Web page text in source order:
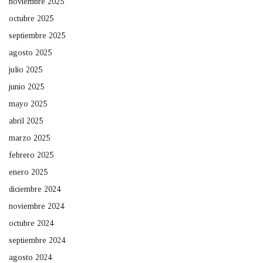
octubre 2025
septiembre 2025
agosto 2025
julio 2025
junio 2025
mayo 2025
abril 2025
marzo 2025
febrero 2025
enero 2025
diciembre 2024
noviembre 2024
octubre 2024
septiembre 2024
agosto 2024